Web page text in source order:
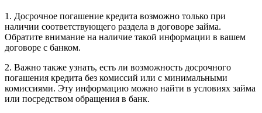
1. Досрочное погашение кредита возможно только при
наличии соответствующего раздела в договоре займа.
Обратите внимание на наличие такой информации в вашем
договоре с банком.
2. Важно также узнать, есть ли возможность досрочного
погашения кредита без комиссий или с минимальными
комиссиями. Эту информацию можно найти в условиях займа
или посредством обращения в банк.